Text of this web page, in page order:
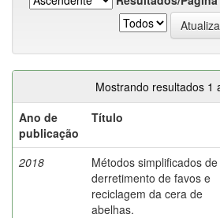
Mostrando resultados 1
Ano de
publicação
Título
2018
Métodos simplificados de
derretimento de favos e
reciclagem da cera de
abelhas.